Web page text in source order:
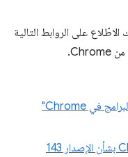
على الروابط التالية
الميزات الجديدة في "أدوات مطوّري البرامج في Chrome"
تعديلات على ChromeStatus.com بشأن الإصدار 143